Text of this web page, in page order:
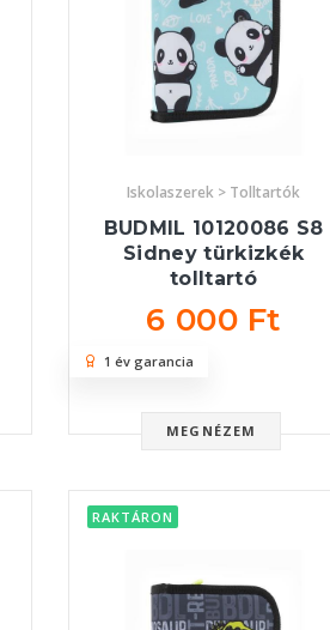
Iskolaszerek > Tolltartók
BUDMIL 10120086 S8
Sidney türkizkék
tolltartó
6 000 Ft
MEGNÉZEM
1 év garancia
RAKTÁRON